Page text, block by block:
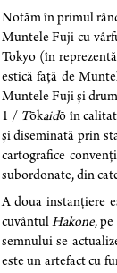
Notăm în primul
Muntele Fuji cu
Tokyo (în
estică față de
Muntele Fuji și
1 / Tōkaidō în
și diseminată prin
cartografice
subordonate, din
A doua instanțiere
cuvântulHakone,
semnului se
este un artefact cu